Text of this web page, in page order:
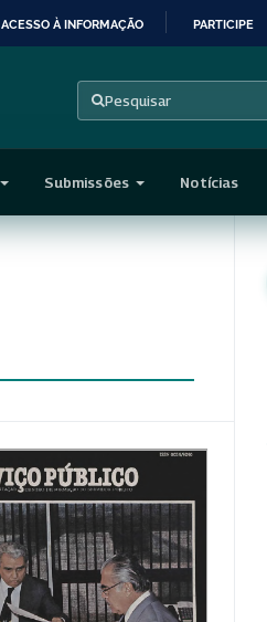
ACESSO À INFORMAÇÃO PARTICIPE
Pesquisar
Submissões Notícias